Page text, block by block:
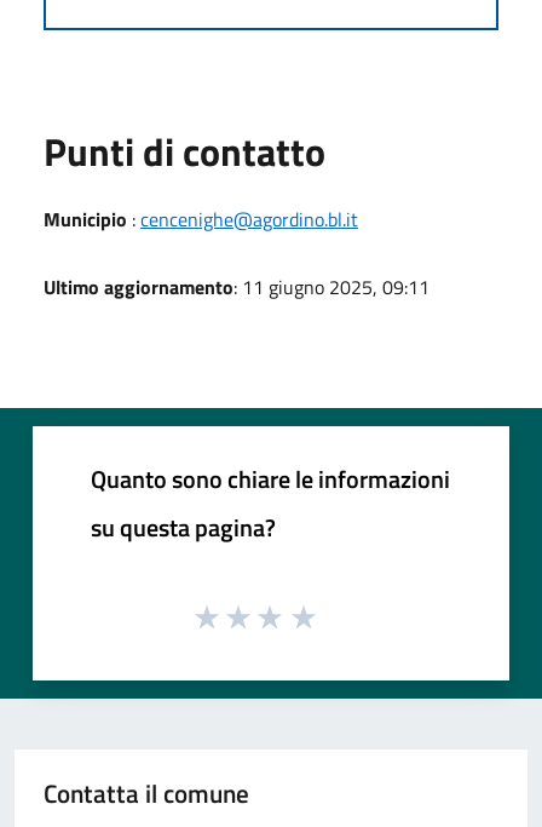
Punti di contatto
Municipio :cencenighe@agordino.bl.it
Ultimo aggiornamento: 11 giugno 2025, 09:11
Quanto sono chiare le informazioni
su questa pagina?
Contatta il comune